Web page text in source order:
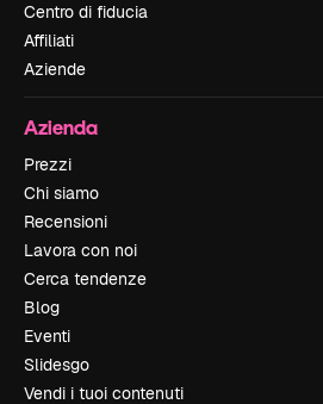
Centro di fiducia
Affiliati
Aziende
Azienda
Prezzi
Chi siamo
Recensioni
Lavora con noi
Cerca tendenze
Blog
Eventi
Slidesgo
Vendi i tuoi contenuti